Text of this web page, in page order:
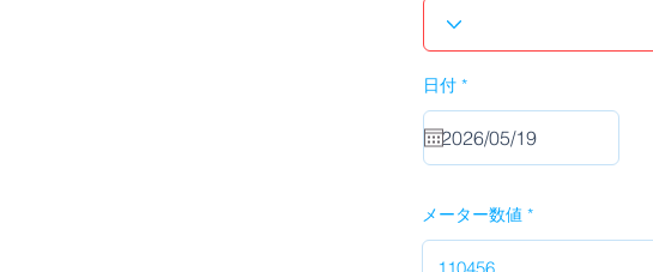
日付 *r
q
u
i
r
メーター数値